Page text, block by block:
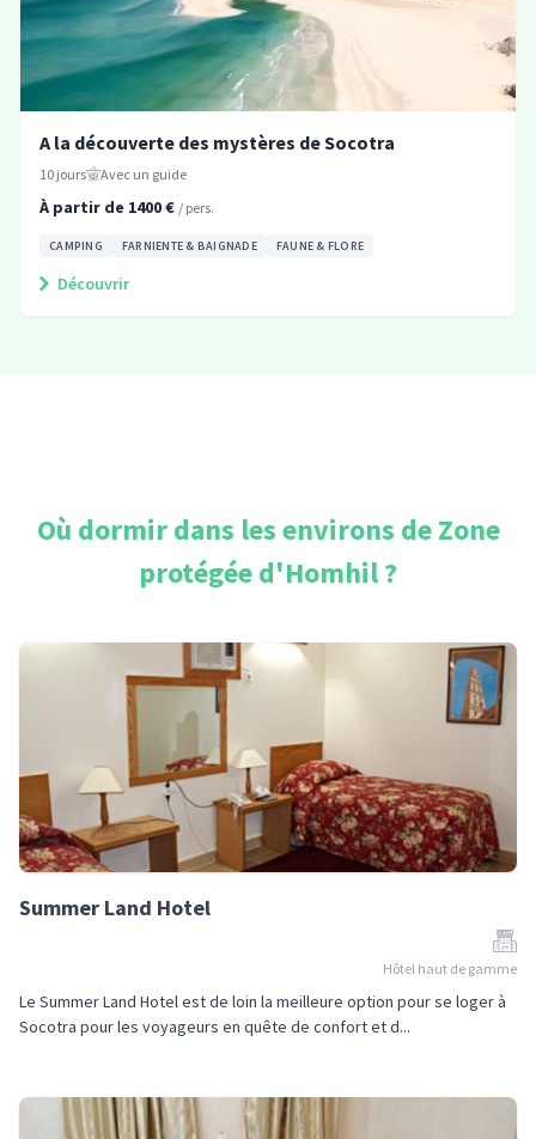
A la découverte des mystères de Socotra
10 jours Avec un guide
À partir de 1400€ / pers.
CAMPING FARNIENTE & BAIGNADE FAUNE & FLORE
Découvrir
Où dormir dans les environs deZone
protégée d'Homhil?
Summer Land Hotel
Hôtel haut de gamme
Le Summer Land Hotel est de loin la meilleure option pour se loger à
Socotra pour les voyageurs en quête de confort et d...